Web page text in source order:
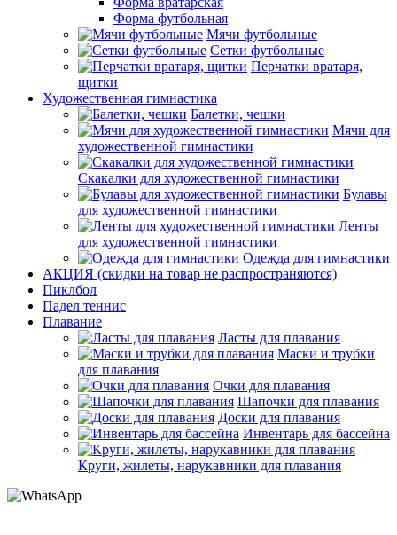
Форма футбольная
Мячи футбольные
Сетки футбольные
Перчатки вратаря,
щитки
Художественная гимнастика
Балетки, чешки
Мячи для
художественной гимнастики
Скакалки для художественной гимнастики
Булавы
для художественной гимнастики
Ленты
для художественной гимнастики
Одежда для гимнастики
АКЦИЯ (скидки на товар не распространяются)
Пиклбол
Падел теннис
Плавание
Ласты для плавания
Маски и трубки
для плавания
Очки для плавания
Шапочки для плавания
Доски для плавания
Инвентарь для бассейна
Круги, жилеты, нарукавники для плавания